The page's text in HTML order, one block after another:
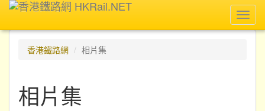
香港鐵路網
相片集
相片集